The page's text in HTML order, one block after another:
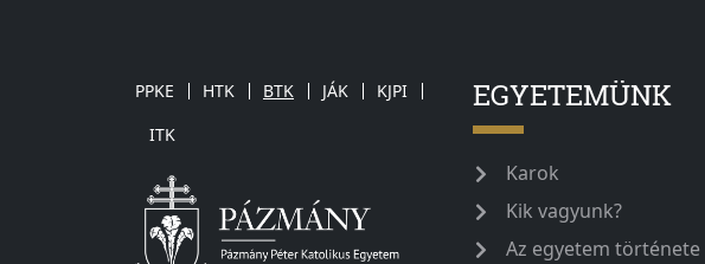
PPKE HTK BTK JÁK
KJPI
ITK
EGYETEMÜNK
Karok
Kik vagyunk?
Az egyetem története